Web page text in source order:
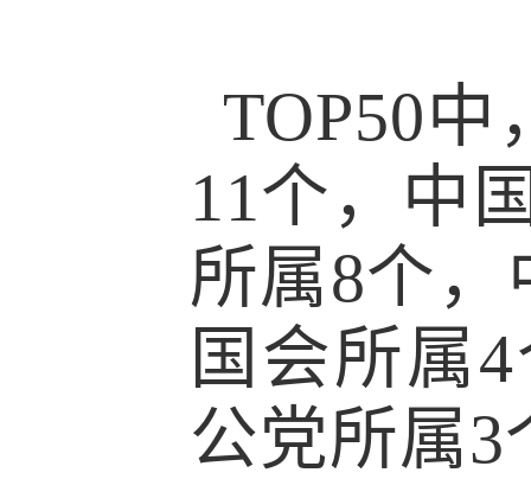
TOP50
11个，中
所属8个
国会所属
公党所属3